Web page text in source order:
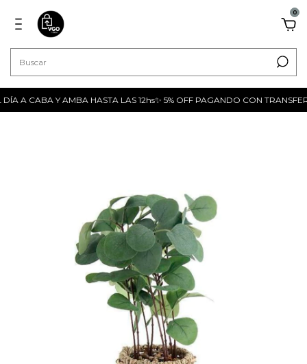
0
A CABA Y AMBA HASTA LAS 12hs✨ 5% OFF PAGANDO CON